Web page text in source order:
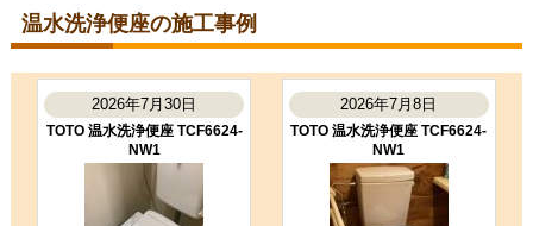
温水洗浄便座工事のお客様
TCF4714AK-SC1
コメント
丁寧で迅速な対応で工事時間も予定
通り進んでよかった。
（ご本人様より）
★★★★★ ★★★★☆
温水洗浄便座の施工事例
2026年7月30日
TOTO 温水洗浄便座 TCF6624-
NW1
2026年7月8日
TOTO 温水洗浄便座 TCF6624-
NW1